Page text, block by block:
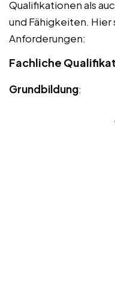
Qualifikationen als
und Fähigkeiten.
Anforderungen:
Fachliche
Grundbildung: